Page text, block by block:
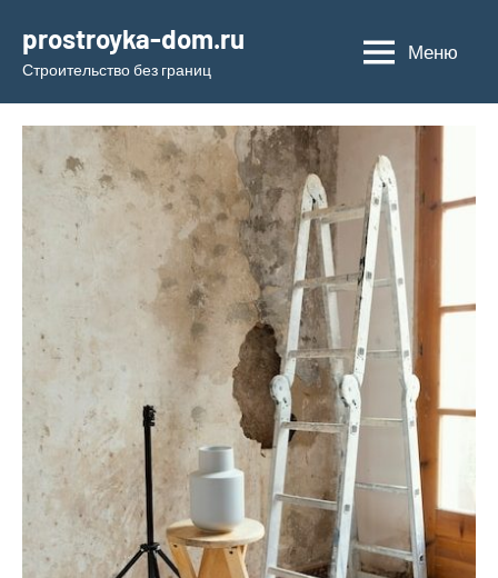
содержимому
prostroyka-dom.ru
Строительство без границ
Меню